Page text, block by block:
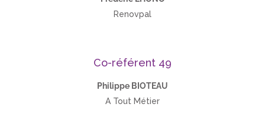
Renovpal
Co-référent 49
Philippe BIOTEAU
A Tout Métier